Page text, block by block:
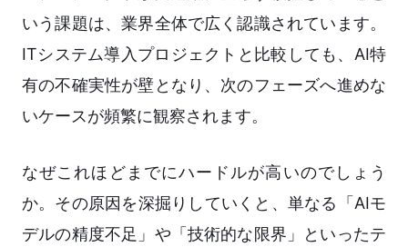
いう課題は、業界全体で広く認識されています。
ITシステム導入プロジェクトと比較しても、AI特
有の不確実性が壁となり、次のフェーズへ進めな
いケースが頻繁に観察されます。
なぜこれほどまでにハードルが高いのでしょう
か。その原因を深掘りしていくと、単なる「AIモ
デルの精度不足」や「技術的な限界」といったテ